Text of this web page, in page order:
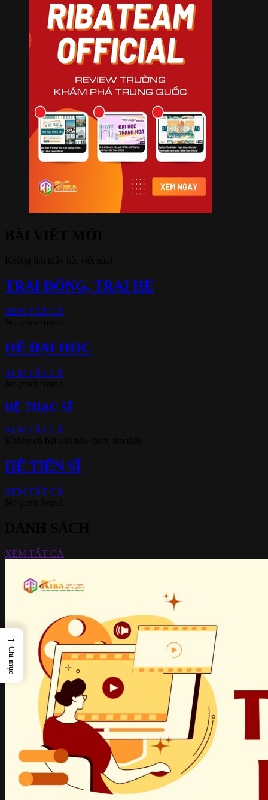
TRẠI ĐÔNG, TRẠI HÈ
XEM TẤT CẢ
HỆ ĐẠI HỌC
XEM TẤT CẢ
HỆ THẠC SĨ
XEM TẤT CẢ
HỆ TIẾN SĨ
XEM TẤT CẢ
XEM TẤT CẢ
→
Chỉ mục